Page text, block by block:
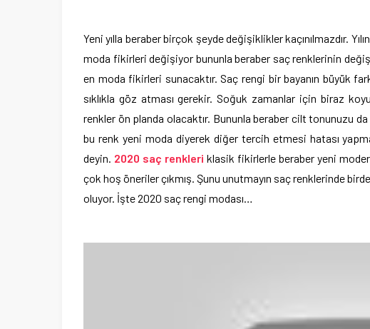
Yeni yılla beraber birçok şeyde değişiklikler kaçınılmazdır.
moda fikirleri değişiyor bununla beraber saç renklerinin
en moda fikirleri sunacaktır. Saç rengi bir bayanın büyük
sıklıkla göz atması gerekir. Soğuk zamanlar için biraz
renkler ön planda olacaktır. Bununla beraber cilt tonunuzu
bu renk yeni moda diyerek diğer tercih etmesi hatası
deyin. 2020 saç renkleri klasik fikirlerle beraber yeni
çok hoş öneriler çıkmış. Şunu unutmayın saç renklerinde
oluyor. İşte 2020 saç rengi modası…